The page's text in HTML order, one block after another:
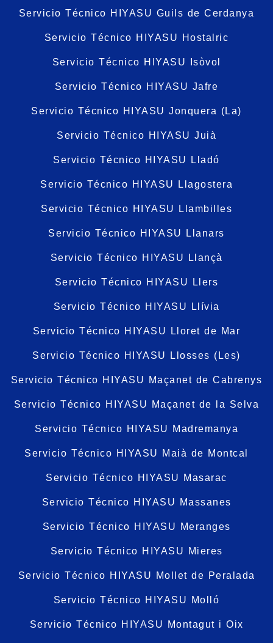
Servicio Técnico HIYASU Guils de Cerdanya
Servicio Técnico HIYASU Hostalric
Servicio Técnico HIYASU Isòvol
Servicio Técnico HIYASU Jafre
Servicio Técnico HIYASU Jonquera (La)
Servicio Técnico HIYASU Juià
Servicio Técnico HIYASU Lladó
Servicio Técnico HIYASU Llagostera
Servicio Técnico HIYASU Llambilles
Servicio Técnico HIYASU Llanars
Servicio Técnico HIYASU Llançà
Servicio Técnico HIYASU Llers
Servicio Técnico HIYASU Llívia
Servicio Técnico HIYASU Lloret de Mar
Servicio Técnico HIYASU Llosses (Les)
Servicio Técnico HIYASU Maçanet de Cabrenys
Servicio Técnico HIYASU Maçanet de la Selva
Servicio Técnico HIYASU Madremanya
Servicio Técnico HIYASU Maià de Montcal
Servicio Técnico HIYASU Masarac
Servicio Técnico HIYASU Massanes
Servicio Técnico HIYASU Meranges
Servicio Técnico HIYASU Mieres
Servicio Técnico HIYASU Mollet de Peralada
Servicio Técnico HIYASU Molló
Servicio Técnico HIYASU Montagut i Oix